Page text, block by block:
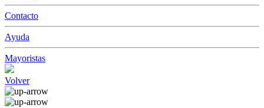
Contacto
Ayuda
Mayoristas
Volver